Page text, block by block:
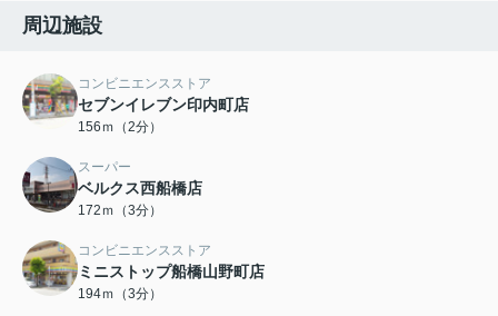
周辺施設
コンビニエンスストア
セブンイレブン印内町店
156ｍ（2分）
スーパー
ベルクス西船橋店
172ｍ（3分）
コンビニエンスストア
ミニストップ船橋山野町店
194ｍ（3分）